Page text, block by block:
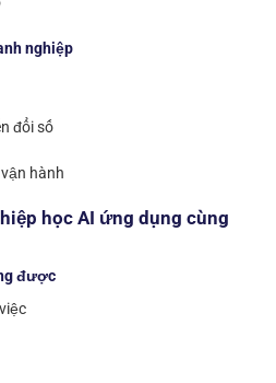
nghiệp
đổi số
hành
học AI ứng dụng cùng
được